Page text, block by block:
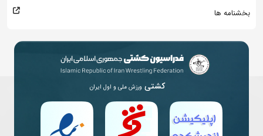
بخشنامه ها
کشتی ورزش ملی و اول ایران